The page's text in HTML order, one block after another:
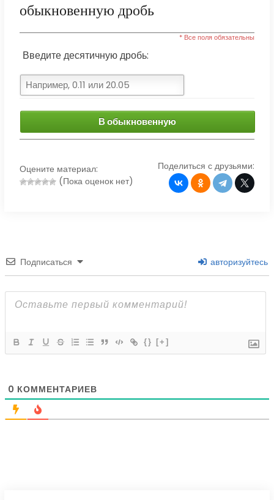
обыкновенную дробь
* Все поля обязательны
Введите десятичную дробь:
В обыкновенную
Оцените материал:
(Пока оценок нет)
Поделиться с друзьями:
Подписаться авторизуйтесь
{} [+]
0 КОММЕНТАРИЕВ